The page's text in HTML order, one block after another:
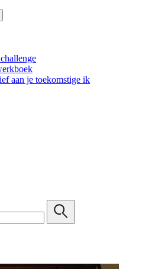
aan je toekomstige ik